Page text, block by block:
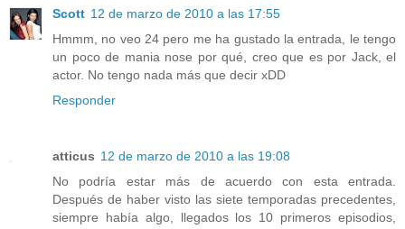
Scott 12 de marzo de 2010 a las 17:55
Hmmm, no veo 24 pero me ha gustado la entrada, le tengo
un poco de mania nose por qué, creo que es por Jack, el
actor. No tengo nada más que decir xDD
Responder
atticus 12 de marzo de 2010 a las 19:08
No podría estar más de acuerdo con esta entrada.
Después de haber visto las siete temporadas precedentes,
siempre había algo, llegados los 10 primeros episodios,